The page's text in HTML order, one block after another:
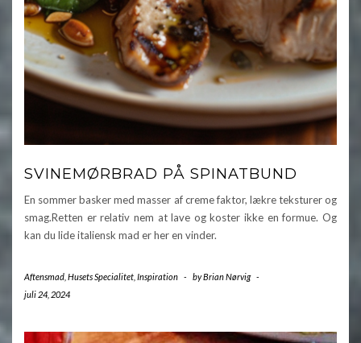
SVINEMØRBRAD PÅ SPINATBUND
En sommer basker med masser af creme faktor, lækre teksturer og
smag.Retten er relativ nem at lave og koster ikke en formue. Og
kan du lide italiensk mad er her en vinder.
Aftensmad Husets Specialitet Inspiration - byBrian Nørvig -
juli 24, 2024